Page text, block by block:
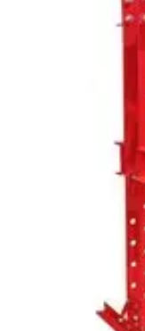
Choix des outils